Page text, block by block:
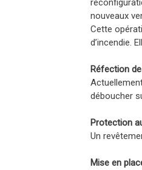
nouveaux
Cette
d’incendie.
Réfection
déboucher
Protection
Un
Mise en